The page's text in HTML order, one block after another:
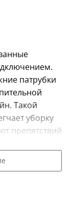
патрубки
Такой
уборку
препятствий
Compact
Valve